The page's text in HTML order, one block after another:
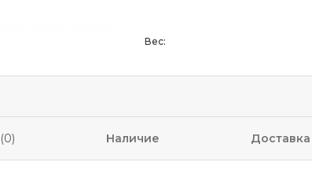
Вес:
(0) Наличие Доставка